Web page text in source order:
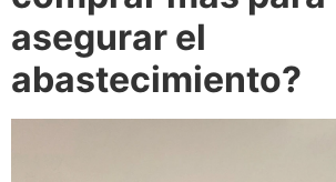
asegurar el
abastecimiento?